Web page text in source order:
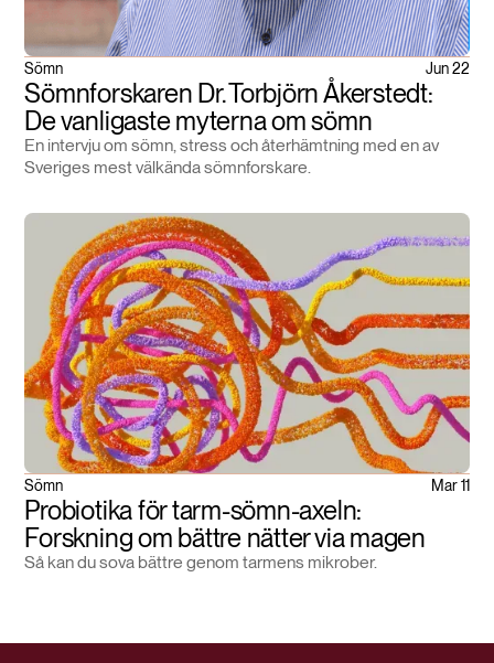
Sömn Jun 22
Sömnforskaren Dr. Torbjörn Åkerstedt:
De vanligaste myterna om sömn
En intervju om sömn, stress och återhämtning med en av
Sveriges mest välkända sömnforskare.
Sömn Mar 11
Probiotika för tarm-sömn-axeln:
Forskning om bättre nätter via magen
Så kan du sova bättre genom tarmens mikrober.